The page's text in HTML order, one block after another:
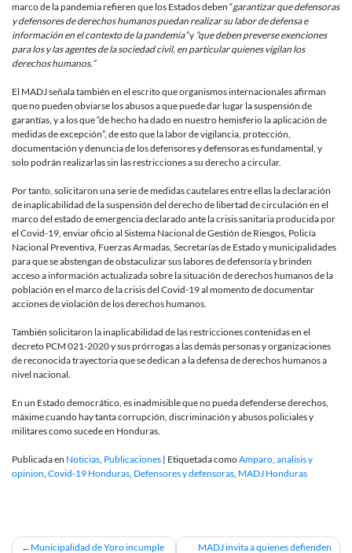
marco de la pandemia refieren que los Estados deben “garantizar que defensoras
y defensores de derechos humanos puedan realizar su labor de defensa e
información en el contexto de la pandemia”y “que deben preverse exenciones
para los y las agentes de la sociedad civil, en particular quienes vigilan los
derechos humanos.”
El MADJ señala también en el escrito que organismos internacionales afirman
que no pueden obviarse los abusos a que puede dar lugar la suspensión de
garantías, y a los que “de hecho ha dado en nuestro hemisferio la aplicación de
medidas de excepción”, de esto que la labor de vigilancia, protección,
documentación y denuncia de los defensores y defensoras es fundamental, y
solo podrán realizarlas sin las restricciones a su derecho a circular.
Por tanto, solicitaron una serie de medidas cautelares entre ellas la declaración
de inaplicabilidad de la suspensión del derecho de libertad de circulación en el
marco del estado de emergencia declarado ante la crisis sanitaria producida por
el Covid-19, enviar oficio al Sistema Nacional de Gestión de Riesgos, Policía
Nacional Preventiva, Fuerzas Armadas, Secretarías de Estado y municipalidades
para que se abstengan de obstaculizar sus labores de defensoría y brinden
acceso a información actualizada sobre la situación de derechos humanos de la
población en el marco de la crisis del Covid-19 al momento de documentar
acciones de violación de los derechos humanos.
También solicitaron la inaplicabilidad de las restricciones contenidas en el
decreto PCM 021-2020 y sus prórrogas a las demás personas y organizaciones
de reconocida trayectoria que se dedican a la defensa de derechos humanos a
nivel nacional.
En un Estado democrático, es inadmisible que no pueda defenderse derechos,
máxime cuando hay tanta corrupción, discriminación y abusos policiales y
militares como sucede en Honduras.
Publicada en Noticias, Publicaciones | Etiquetada comoAmparo, analisis y
opinion, Covid-19 Honduras, Defensores y defensoras, MADJ Honduras
Navegación
Municipalidad de Yoro incumple MADJ invita a quienes defienden